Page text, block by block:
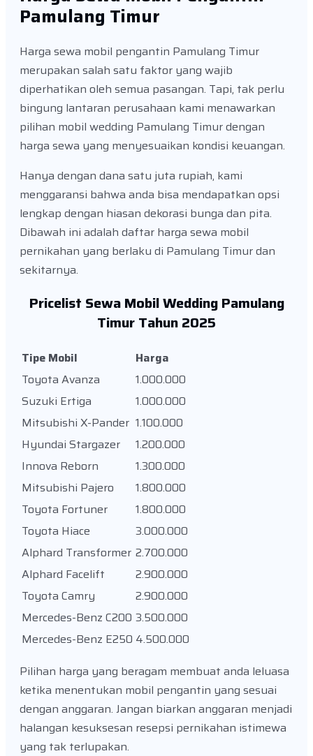
Pamulang Timur
Harga sewa mobil pengantin Pamulang Timur
merupakan salah satu faktor yang wajib
diperhatikan oleh semua pasangan. Tapi, tak perlu
bingung lantaran perusahaan kami menawarkan
pilihan mobil wedding Pamulang Timur dengan
harga sewa yang menyesuaikan kondisi keuangan.
Hanya dengan dana satu juta rupiah, kami
menggaransi bahwa anda bisa mendapatkan opsi
lengkap dengan hiasan dekorasi bunga dan pita.
Dibawah ini adalah daftar harga sewa mobil
pernikahan yang berlaku di Pamulang Timur dan
sekitarnya.
Pricelist Sewa Mobil Wedding Pamulang
Timur Tahun 2025
Tipe Mobil
Harga
Toyota Avanza
1.000.000
Suzuki Ertiga
1.000.000
Mitsubishi X-Pander 1.100.000
Hyundai Stargazer
1.200.000
Innova Reborn
1.300.000
Mitsubishi Pajero
1.800.000
Toyota Fortuner
1.800.000
Toyota Hiace
3.000.000
Alphard Transformer 2.700.000
Alphard Facelift
2.900.000
Toyota Camry
2.900.000
Mercedes-Benz C200 3.500.000
Mercedes-Benz E250 4.500.000
Pilihan harga yang beragam membuat anda leluasa
ketika menentukan mobil pengantin yang sesuai
dengan anggaran. Jangan biarkan anggaran menjadi
halangan kesuksesan resepsi pernikahan istimewa
yang tak terlupakan.